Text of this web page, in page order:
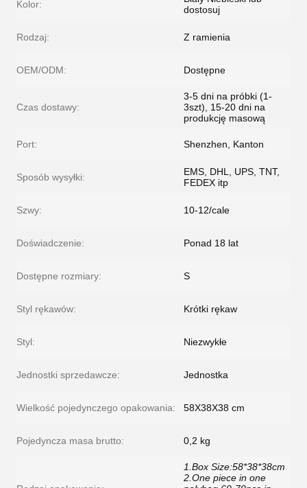
Kolor:
dostosuj
Rodzaj: Z ramienia
OEM/ODM: Dostępne
Czas dostawy:
3-5 dni na próbki (1-
3szt), 15-20 dni na
produkcję masową
Port: Shenzhen, Kanton
Sposób wysyłki:
EMS, DHL, UPS, TNT,
FEDEX itp
Szwy: 10-12/cale
Doświadczenie: Ponad 18 lat
Dostępne rozmiary: S
Styl rękawów: Krótki rękaw
Styl: Niezwykłe
Jednostki sprzedawcze: Jednostka
Wielkość pojedynczego opakowania: 58X38X38 cm
Pojedyncza masa brutto: 0,2 kg
1.Box Size:58*38*38cm
2.One piece in one